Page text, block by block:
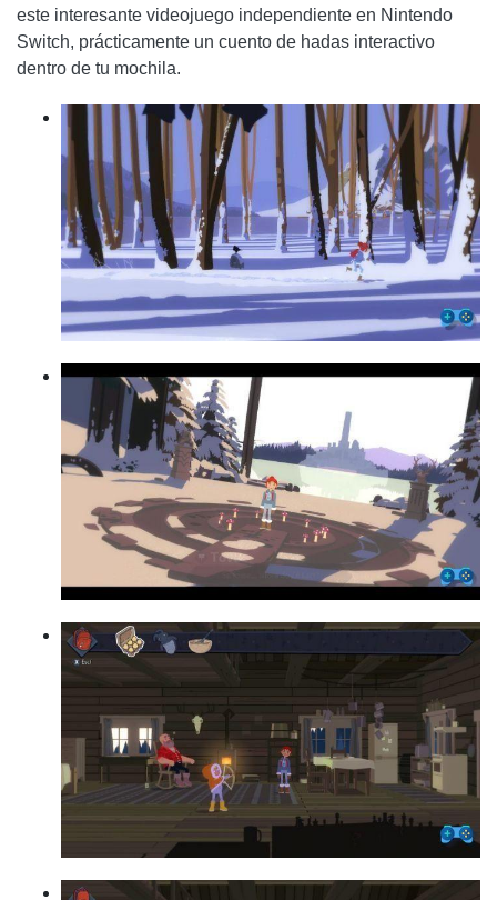
este interesante videojuego independiente en Nintendo
Switch, prácticamente un cuento de hadas interactivo
dentro de tu mochila.